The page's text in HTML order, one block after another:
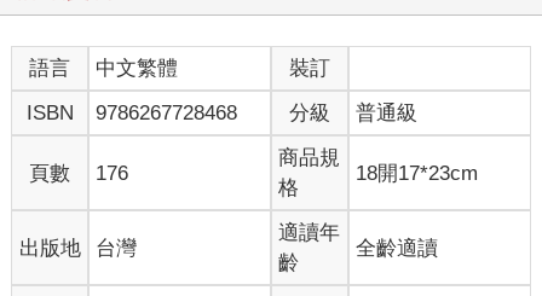
丁香漁業原本只是我們調查研究計畫的學術工作任務，沒想到在
宋船長的引領下，慢慢變成對海洋生態變化與漁業生活文化的關
懷。我們開始帶領學生認識這全台僅有、跟一般漁業存在巨大差
異的丁香漁業文化與歷史。一般漁船回港卸魚上岸拍賣完畢就可
休息；丁香漁船捕撈回來以後，卻需要另一批人手立即接手處理
丁香漁獲，進行分選、處理，進魚灶煮魚、曬魚乾，以及丁香魚
乾曬製完成後的標售、運銷。丁香漁業就這麼牢牢地抓住赤崁漁
村的脈動，也抓住我們學生的眼光跟興致，願意讓他們坐下來幫
語言 中文繁體
裝訂
ISBN
9786267728468 分級 普通級
頁數 176
商品規
格
18開17*23cm
出版地 台灣
適讀年
齡
全齡適讀